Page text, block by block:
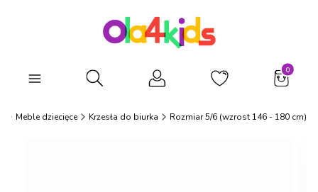
Otwórz wyszukiwarkę
Meble dziecięce Krzesła do biurka Rozmiar 5/6 (wzrost 146 - 180 cm)